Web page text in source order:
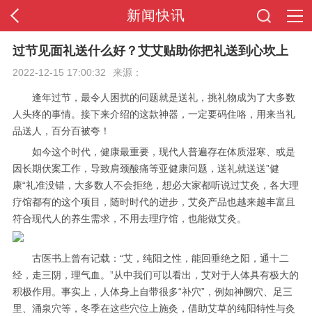
新闻快讯
首页
过节见面礼送什么好？艾艾贴助你把礼送到心坎上
2022-12-15 17:00:32 来源：
逢年过节，最令人困扰的问题就是送礼，挑礼物成为了大多数
人头疼的事情。接下来介绍的这款神器，一定要码住咯，用来当礼
品送人，百分百被夸！
如今这个时代，健康最重要，现代人普遍存在体质湿寒、或是
因长期伏案工作，导致肩颈酸痛等亚健康问题，送礼就送送”健
康“礼准没错，大多数人不会拒绝，想必大家都听说过艾灸，各大理
疗馆都有的这个项目，随时时代的进步，艾灸产品也越来越丰富且
符合现代人的养生需求，不用去理疗馆，也能做艾灸。
古医书上曾有记载：“艾，纯阳之性，能回垂绝之阳，通十二
经，走三阴，理气血。”从中我们可以看出，艾对于人体具有极大的
积极作用。事实上，人体身上自带很多“补穴”，例如神阙穴、足三
里、涌泉穴等，冬季在这些穴位上施灸，借助艾草的纯阳特性与灸